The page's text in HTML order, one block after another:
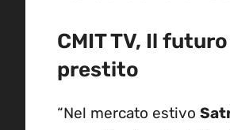
CMIT TV, Il
prestito
“Nel mercato estivo